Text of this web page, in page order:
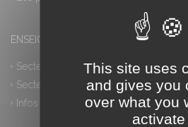
ENSEIGNEMENT PROFESSIONNEL
Secteur industriel
Secteur tertiaire
Infos pratiques
This site uses
and gives you
over what you
activate